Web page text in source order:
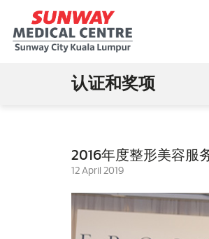
认证和奖项
2016年度整形美容服
12 April 2019